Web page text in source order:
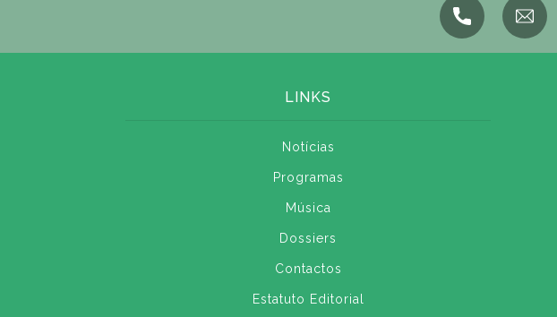
LINKS
Notícias
Programas
Música
Dossiers
Contactos
Estatuto Editorial